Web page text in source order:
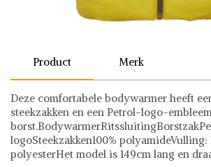
Product Merk
Deze comfortabele bodywarmer heeft
steekzakken en een Petrol-logo-
logoSteekzakken100% polyamideVulling:
polyesterHet model is 149cm lang en